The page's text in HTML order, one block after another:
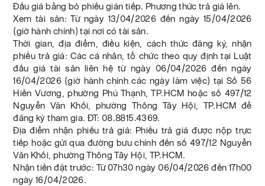
Đấu giá bằng bỏ phiếu gián tiếp. Phương thức trả giá lên.
Xem tài sản: Từ ngày 13/04/2026 đến ngày 15/04/2026
(giờ hành chính) tại nơi có tài sản.
Thời gian, địa điểm, điều kiện, cách thức đăng ký, nhận
phiếu trả giá: Các cá nhân, tổ chức theo quy định tại Luật
đấu giá tài sản liên hệ từ ngày 06/04/2026 đến ngày
16/04/2026 (giờ hành chính các ngày làm việc) tại Số 56
Hiền Vương, phường Phú Thạnh, TP.HCM hoặc số 497/12
Nguyễn Văn Khối, phường Thông Tây Hội, TP.HCM để
đăng ký tham gia. ĐT: 08.8815.4369.
Địa điểm nhận phiếu trả giá: Phiếu trả giá được nộp trực
tiếp hoặc gửi qua đường bưu chính đến số 497/12 Nguyễn
Văn Khối, phường Thông Tây Hội, TP.HCM.
Nhận tiền đặt trước: Từ 07h30 ngày 06/04/2026 đến 17h00
ngày 16/04/2026.